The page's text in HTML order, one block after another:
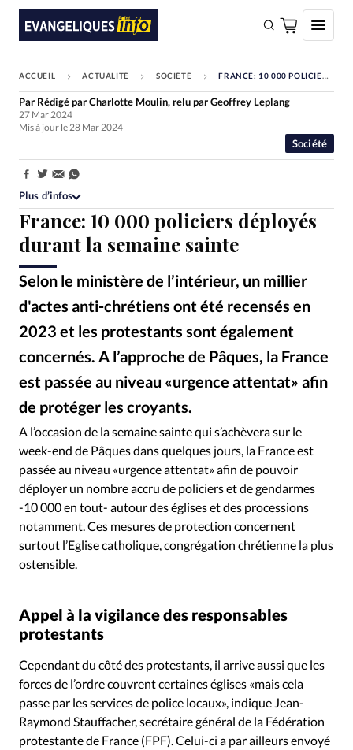
FAIRE UN DON
Faire un don
Société
Monde
Bible
Se connecter
Devise:CHF
RUBRIQUES
Toute l'actualité
Economie
Histoire
Mission
People
Société
ACCUEIL ACTUALITÉ SOCIÉTÉ FRANCE: 10 000 POLICIERS DÉPLOYÉS DURANT LA SEMAINE SAINTE
France: 10 000 policiers déployés
durant la semaine sainte
Selon le ministère de l’intérieur, un millier
d'actes anti-chrétiens ont été recensés en
2023 et les protestants sont également
concernés. A l’approche de Pâques, la France
est passée au niveau «urgence attentat» afin
de protéger les croyants.
Société
Par Rédigé par Charlotte Moulin, relu par Geoffrey Leplang
27 Mar 2024
Mis à jour le 28 Mar 2024
Partager:
Plus d’infos
A l’occasion de la semaine sainte qui s’achèvera sur le
week-end de Pâques dans quelques jours, la France est
passée au niveau «urgence attentat» afin de pouvoir
déployer un nombre accru de policiers et de gendarmes
-10 000 en tout- autour des églises et des processions
notamment. Ces mesures de protection concernent
surtout l’Eglise catholique, congrégation chrétienne la plus
ostensible.
Appel à la vigilance des responsables
protestants
Cependant du côté des protestants, il arrive aussi que les
forces de l’ordre couvrent certaines églises «mais cela
passe par les services de police locaux», indique Jean-
Raymond Stauffacher, secrétaire général de la Fédération
protestante de France (FPF). Celui-ci a par ailleurs envoyé